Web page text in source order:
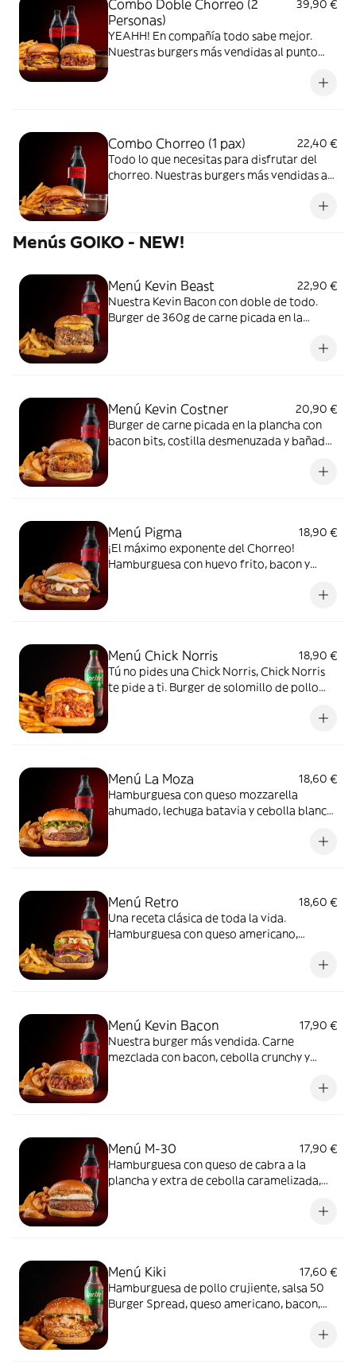
Combo Doble Chorreo (2
Personas)
39,90 €
YEAHH! En compañía todo sabe mejor.
Nuestras burgers más vendidas al punto
Combo Chorreo (1 pax)
22,40 €
Todo lo que necesitas para disfrutar del
chorreo. Nuestras burgers más vendidas al
Menús GOIKO - NEW!
Menú Kevin Beast
22,90 €
Nuestra Kevin Bacon con doble de todo.
Burger de 360g de carne picada en la
cebolla crunchy y doble de queso cheddar.
Menú Kevin Costner
20,90 €
Burger de carne picada en la plancha con
bacon bits, costilla desmenuzada y bañada
Menú Pigma
18,90 €
¡El máximo exponente del Chorreo!
Hamburguesa con huevo frito, bacon y
Menú Chick Norris
18,90 €
Tú no pides una Chick Norris, Chick Norris
te pide a ti. Burger de solomillo de pollo
Menú La Moza
18,60 €
Hamburguesa con queso mozzarella
ahumado, lechuga batavia y cebolla blanca
Menú Retro
18,60 €
Una receta clásica de toda la vida.
Hamburguesa con queso americano,
lechuga, pepinillos, salsa Barbacoa Goiko y
Menú Kevin Bacon
17,90 €
Nuestra burger más vendida. Carne
mezclada con bacon, cebolla crunchy y
Menú M-30
17,90 €
Hamburguesa con queso de cabra a la
plancha y extra de cebolla caramelizada,
Menú Kiki
17,60 €
Hamburguesa de pollo crujiente, salsa 50
Burger Spread, queso americano, bacon,